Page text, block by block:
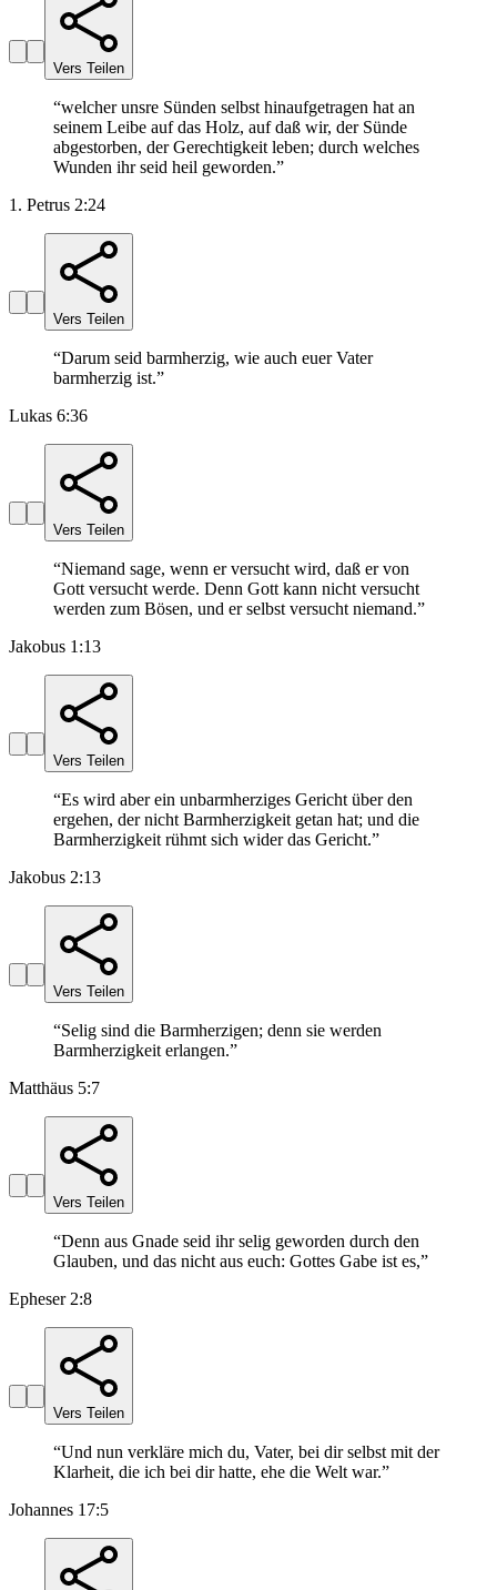
Vers Teilen
“welcher unsre Sünden selbst hinaufgetragen hat an
seinem Leibe auf das Holz, auf daß wir, der Sünde
abgestorben, der Gerechtigkeit leben; durch welches
Wunden ihr seid heil geworden.”
1. Petrus 2:24
Vers Teilen
“Darum seid barmherzig, wie auch euer Vater
barmherzig ist.”
Lukas 6:36
Vers Teilen
“Niemand sage, wenn er versucht wird, daß er von
Gott versucht werde. Denn Gott kann nicht versucht
werden zum Bösen, und er selbst versucht niemand.”
Jakobus 1:13
Vers Teilen
“Es wird aber ein unbarmherziges Gericht über den
ergehen, der nicht Barmherzigkeit getan hat; und die
Barmherzigkeit rühmt sich wider das Gericht.”
Jakobus 2:13
Vers Teilen
“Selig sind die Barmherzigen; denn sie werden
Barmherzigkeit erlangen.”
Matthäus 5:7
Vers Teilen
“Denn aus Gnade seid ihr selig geworden durch den
Glauben, und das nicht aus euch: Gottes Gabe ist es,”
Epheser 2:8
Vers Teilen
“Und nun verkläre mich du, Vater, bei dir selbst mit der
Klarheit, die ich bei dir hatte, ehe die Welt war.”
Johannes 17:5